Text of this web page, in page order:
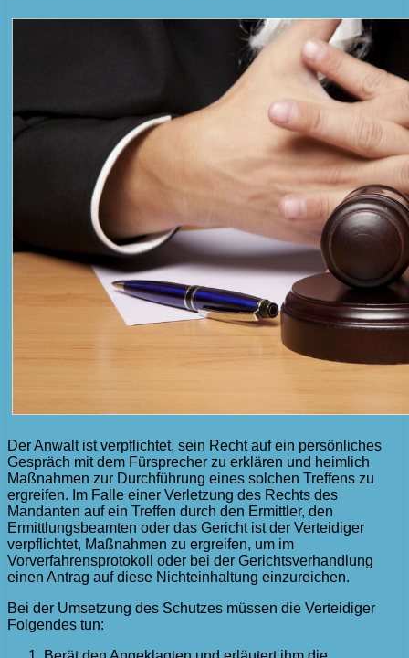
Der Anwalt ist verpflichtet, sein Recht auf ein persönliches
Gespräch mit dem Fürsprecher zu erklären und heimlich
Maßnahmen zur Durchführung eines solchen Treffens zu
ergreifen. Im Falle einer Verletzung des Rechts des
Mandanten auf ein Treffen durch den Ermittler, den
Ermittlungsbeamten oder das Gericht ist der Verteidiger
verpflichtet, Maßnahmen zu ergreifen, um im
Vorverfahrensprotokoll oder bei der Gerichtsverhandlung
einen Antrag auf diese Nichteinhaltung einzureichen.
Bei der Umsetzung des Schutzes müssen die Verteidiger
Folgendes tun: